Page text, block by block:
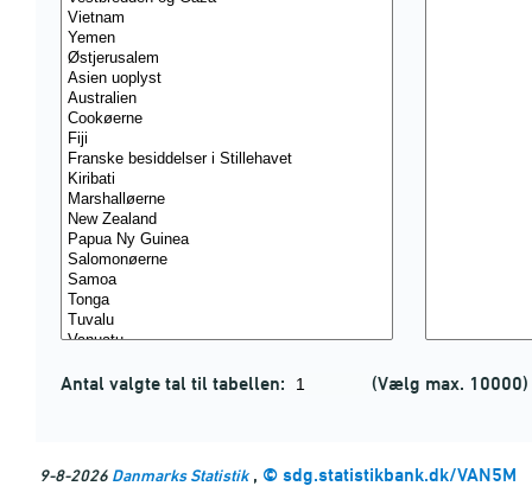
Antal valgte tal til tabellen: (Vælg max. 10000)
9-8-2026 Danmarks Statistik, © sdg.statistikbank.dk/VAN5M